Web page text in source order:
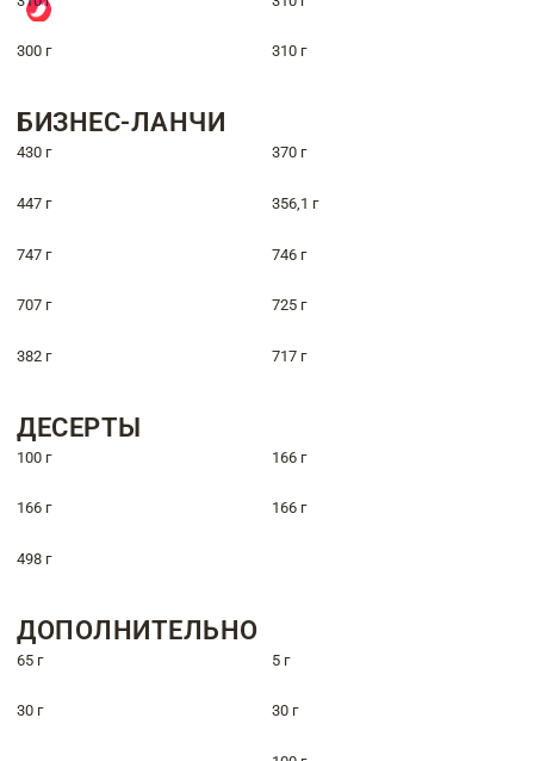
300 г 310 г
БИЗНЕС-ЛАНЧИ
430 г 370 г
447 г 356,1 г
747 г 746 г
707 г 725 г
382 г 717 г
ДЕСЕРТЫ
100 г 166 г
166 г 166 г
498 г
ДОПОЛНИТЕЛЬНО
65 г 5 г
30 г 30 г